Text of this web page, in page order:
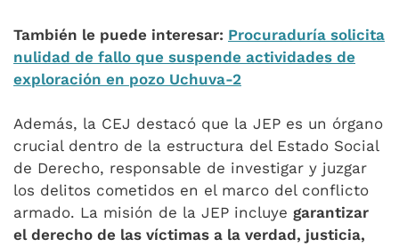
También le puede interesar: Procuraduría solicita
nulidad de fallo que suspende actividades de
exploración en pozo Uchuva-2
Además, la CEJ destacó que la JEP es un órgano
crucial dentro de la estructura del Estado Social
de Derecho, responsable de investigar y juzgar
los delitos cometidos en el marco del conflicto
armado. La misión de la JEP incluye garantizar
el derecho de las víctimas a la verdad, justicia,